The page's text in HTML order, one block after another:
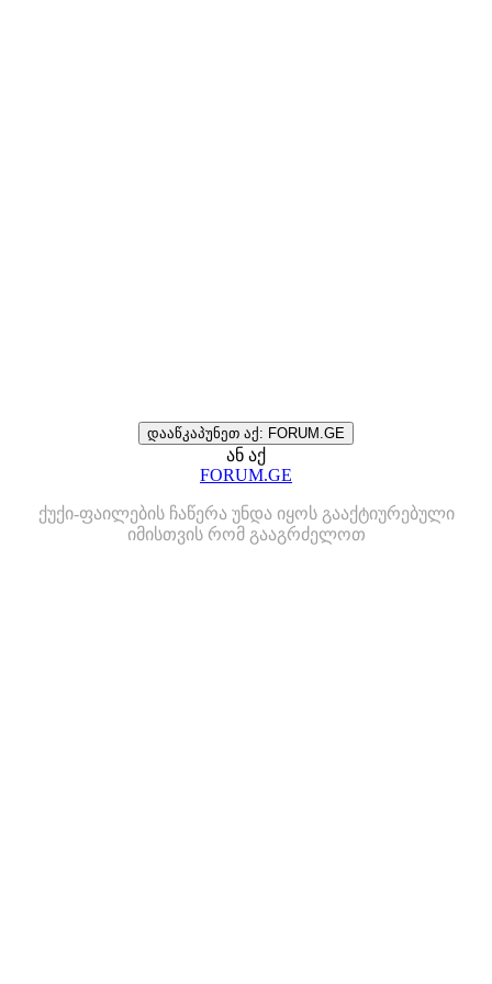
დააწკაპუნეთ აქ: FORUM.GE
ან აქ
FORUM.GE
ქუქი-ფაილების ჩაწერა უნდა იყოს გააქტიურებული
იმისთვის რომ გააგრძელოთ